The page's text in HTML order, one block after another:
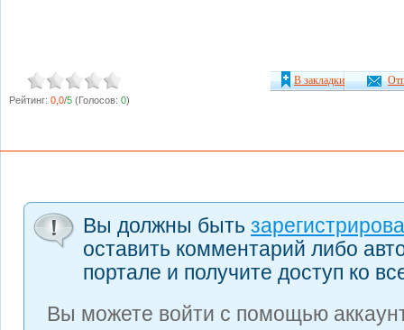
Рейтинг: 0,0/5 (Голосов: 0)
В закладки
Вы должны быть
оставить комментарий либо
портале и получите доступ ко
Вы можете войти с помощью